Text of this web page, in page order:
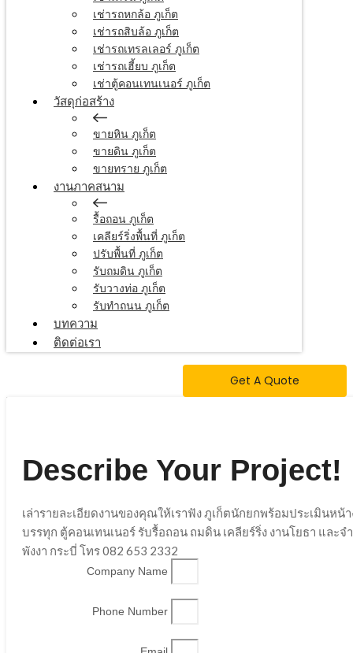
เช่ารถหกล้อ ภูเก็ต
เช่ารถสิบล้อ ภูเก็ต
เช่ารถเทรลเลอร์ ภูเก็ต
เช่ารถเฮี้ยบ ภูเก็ต
เช่าตู้คอนเทนเนอร์ ภูเก็ต
วัสดุก่อสร้าง
ขายหิน ภูเก็ต
ขายดิน ภูเก็ต
ขายทราย ภูเก็ต
งานภาคสนาม
รื้อถอน ภูเก็ต
เคลียร์ริ่งพื้นที่ ภูเก็ต
ปรับพื้นที่ ภูเก็ต
รับถมดิน ภูเก็ต
รับวางท่อ ภูเก็ต
รับทำถนน ภูเก็ต
บทความ
ติดต่อเรา
Get A Quote
Describe Your Project!
เล่ารายละเอียดงานของคุณให้เราฟัง ภูเก็ตนักยกพร้อมประเมินหน้
บรรทุก ตู้คอนเทนเนอร์ รับรื้อถอน ถมดิน เคลียร์ริ่ง งานโยธา และ
พังงา กระบี่ โทร 082 653 2332
Company Name
Phone Number